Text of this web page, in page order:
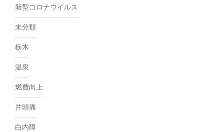
新型コロナウイルス
未分類
栃木
温泉
燃費向上
片頭痛
白内障